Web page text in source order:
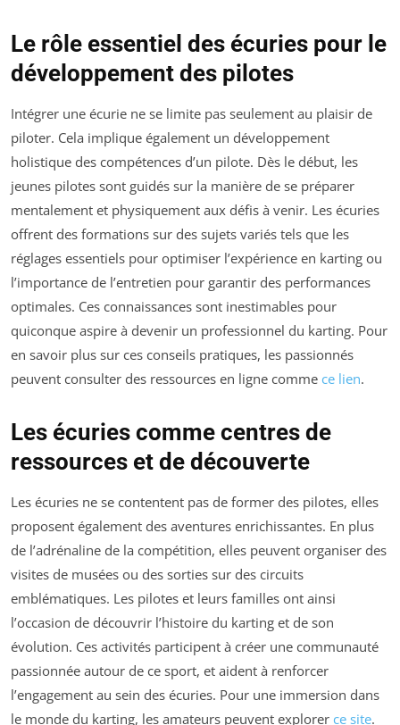
Le rôle essentiel des écuries pour le
développement des pilotes
Intégrer une écurie ne se limite pas seulement au plaisir de
piloter. Cela implique également un développement
holistique des compétences d’un pilote. Dès le début, les
jeunes pilotes sont guidés sur la manière de se préparer
mentalement et physiquement aux défis à venir. Les écuries
offrent des formations sur des sujets variés tels que les
réglages essentiels pour optimiser l’expérience en karting ou
l’importance de l’entretien pour garantir des performances
optimales. Ces connaissances sont inestimables pour
quiconque aspire à devenir un professionnel du karting. Pour
en savoir plus sur ces conseils pratiques, les passionnés
peuvent consulter des ressources en ligne comme ce lien.
Les écuries comme centres de
ressources et de découverte
Les écuries ne se contentent pas de former des pilotes, elles
proposent également des aventures enrichissantes. En plus
de l’adrénaline de la compétition, elles peuvent organiser des
visites de musées ou des sorties sur des circuits
emblématiques. Les pilotes et leurs familles ont ainsi
l’occasion de découvrir l’histoire du karting et de son
évolution. Ces activités participent à créer une communauté
passionnée autour de ce sport, et aident à renforcer
l’engagement au sein des écuries. Pour une immersion dans
le monde du karting, les amateurs peuvent explorer ce site.